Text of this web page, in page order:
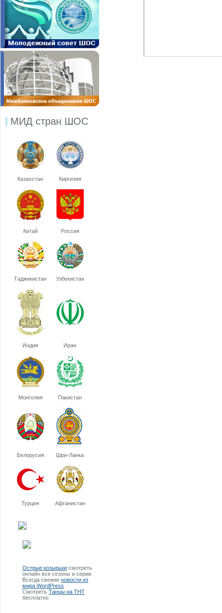
МИД стран ШОС
Казахстан Киргизия
Китай Россия
Таджикистан Узбекистан
Индия Иран
Монголия Пакистан
Белорусия Шри-Ланка
Турция Афганистан
Острые козырьки смотреть
онлайн все сезоны и серии.
Всегда свежие новости из
мира WordPress
Смотреть Танцы на ТНТ
бесплатно